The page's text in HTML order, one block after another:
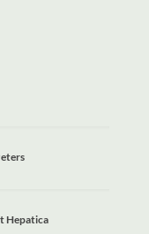
Hepatica